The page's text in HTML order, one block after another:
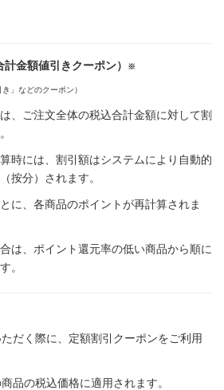
金額値引きクーポン） ※
」などのクーポン）
、ご注文全体の税込合計金額に対して割
時には、割引額はシステムにより自動的
按分）されます。
に、各商品のポイントが再計算されま
は、ポイント還元率の低い商品から順に
。
だく際に、定額割引クーポンをご利用
品の税込価格に適用されます。